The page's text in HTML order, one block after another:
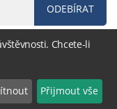
ODEBÍRAT
cookies
Chcete-li
Přijmout vše